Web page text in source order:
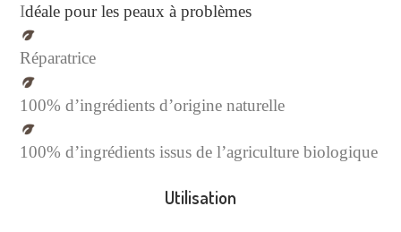
Idéale pour les peaux à problèmes
Réparatrice
100% d’ingrédients d’origine naturelle
100% d’ingrédients issus de l’agriculture biologique
Utilisation